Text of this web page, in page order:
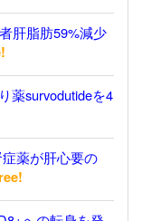
肝脂肪59%減少
薬survodutideを4
薬が肝心要の